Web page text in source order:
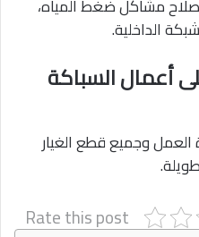
مشاكل ضغط المياه،
الداخلية.
أعمال السباكة
وجميع قطع الغيار
Rate this post